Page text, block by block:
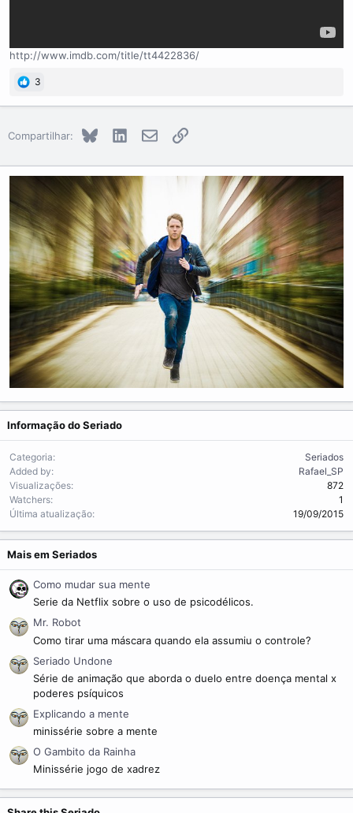
http://www.imdb.com/title/tt4422836/
3
Compartilhar: BlueskyLinkedInE-mailLink
Informação do Seriado
Categoria
Seriados
Added by
Rafael_SP
Visualizações
872
Watchers
1
Última atualização
19/09/2015
Mais em Seriados
Como mudar sua mente
Serie da Netflix sobre o uso de psicodélicos.
Mr. Robot
Como tirar uma máscara quando ela assumiu o controle?
Seriado Undone
Série de animação que aborda o duelo entre doença mental x
poderes psíquicos
Explicando a mente
minissérie sobre a mente
O Gambito da Rainha
Minissérie jogo de xadrez